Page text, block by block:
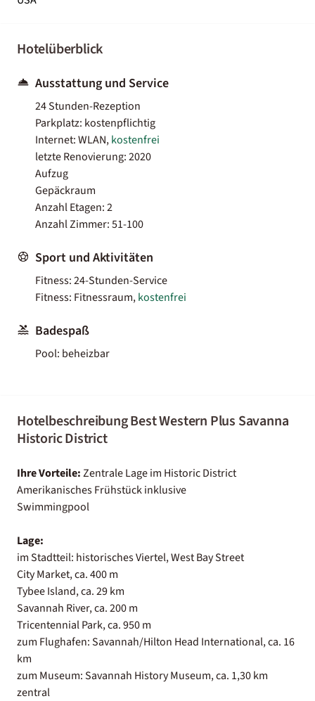
Hotelüberblick
Ausstattung und Service
24 Stunden-Rezeption
Parkplatz: kostenpflichtig
Internet: WLAN,kostenfrei
letzte Renovierung: 2020
Aufzug
Gepäckraum
Anzahl Etagen: 2
Anzahl Zimmer: 51-100
Sport und Aktivitäten
Fitness: 24-Stunden-Service
Fitness: Fitnessraum,kostenfrei
Badespaß
Pool: beheizbar
Hotelbeschreibung Best Western Plus Savanna
Historic District
Ihre Vorteile:Zentrale Lage im Historic District
Amerikanisches Frühstück inklusive
Swimmingpool
Lage:
im Stadtteil: historisches Viertel, West Bay Street
City Market, ca. 400 m
Tybee Island, ca. 29 km
Savannah River, ca. 200 m
Tricentennial Park, ca. 950 m
zum Flughafen: Savannah/Hilton Head International, ca. 16
km
zum Museum: Savannah History Museum, ca. 1,30 km
zentral